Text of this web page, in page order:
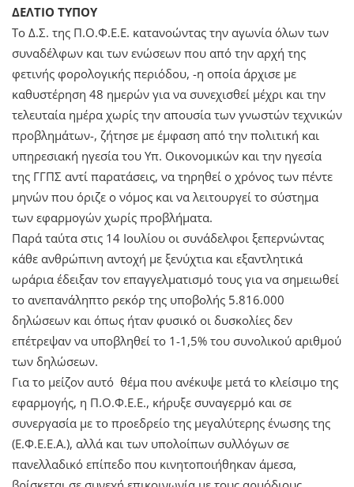
ΔΕΛΤΙΟ ΤΥΠΟΥ
Το Δ.Σ. της Π.Ο.Φ.Ε.Ε. κατανοώντας την αγωνία όλων των
συναδέλφων και των ενώσεων που από την αρχή της
φετινής φορολογικής περιόδου, -η οποία άρχισε με
καθυστέρηση 48 ημερών για να συνεχισθεί μέχρι και την
τελευταία ημέρα χωρίς την απουσία των γνωστών τεχνικών
προβλημάτων-, ζήτησε με έμφαση από την πολιτική και
υπηρεσιακή ηγεσία του Υπ. Οικονομικών και την ηγεσία
της ΓΓΠΣ αντί παρατάσεις, να τηρηθεί ο χρόνος των πέντε
μηνών που όριζε ο νόμος και να λειτουργεί το σύστημα
των εφαρμογών χωρίς προβλήματα.
Παρά ταύτα στις 14 Ιουλίου οι συνάδελφοι ξεπερνώντας
κάθε ανθρώπινη αντοχή με ξενύχτια και εξαντλητικά
ωράρια έδειξαν τον επαγγελματισμό τους για να σημειωθεί
το ανεπανάληπτο ρεκόρ της υποβολής 5.816.000
δηλώσεων και όπως ήταν φυσικό οι δυσκολίες δεν
επέτρεψαν να υποβληθεί το 1-1,5% του συνολικού αριθμού
των δηλώσεων.
Για το μείζον αυτό θέμα που ανέκυψε μετά το κλείσιμο της
εφαρμογής, η Π.Ο.Φ.Ε.Ε., κήρυξε συναγερμό και σε
συνεργασία με το προεδρείο της μεγαλύτερης ένωσης της
(Ε.Φ.Ε.Ε.Α.), αλλά και των υπολοίπων συλλόγων σε
πανελλαδικό επίπεδο που κινητοποιήθηκαν άμεσα,